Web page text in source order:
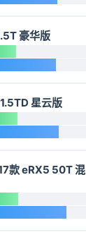
豪华版
星云版
款 eRX5 50T 混